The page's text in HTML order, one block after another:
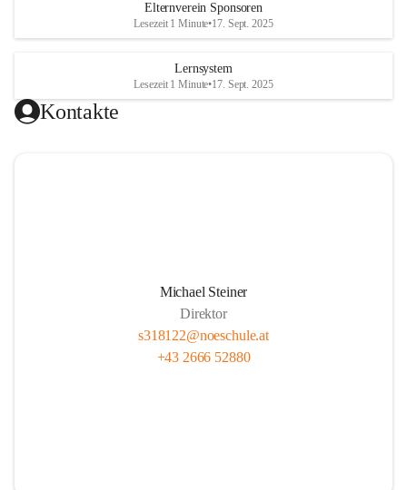
Elternverein Sponsoren
Lesezeit 1 Minute•17. Sept. 2025
Lernsystem
Lesezeit 1 Minute•17. Sept. 2025
Kontakte
Michael Steiner
Direktor
s318122@noeschule.at
+43 2666 52880